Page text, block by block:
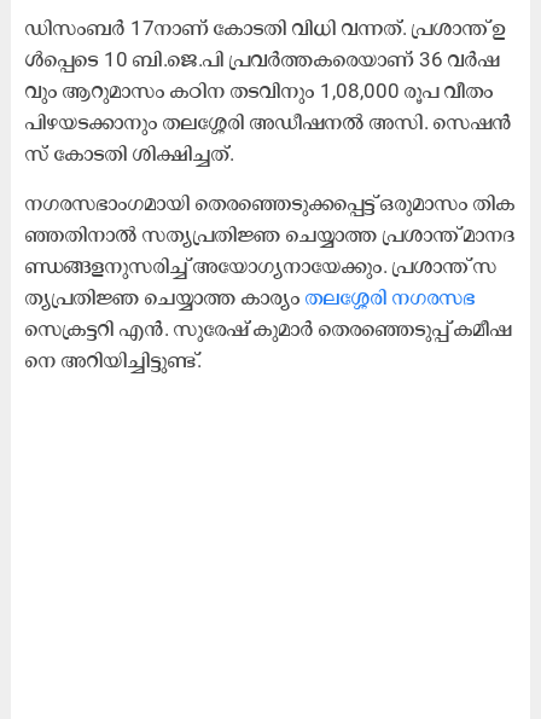
ഡി​സം​ബ​ർ 17നാ​ണ് കോ​ട​തി വി​ധി വ​ന്ന​ത്. പ്ര​ശാ​ന്ത് ഉ​
ൾ​പ്പെ​ടെ 10 ബി.​ജെ.​പി പ്ര​വ​ർ​ത്ത​ക​രെ​യാ​ണ് 36 വ​ർ​ഷ​
വും ആ​റു​മാ​സം ക​ഠി​ന ത​ട​വി​നും 1,08,000 രൂ​പ വീ​തം
പി​ഴ​യ​ട​ക്കാ​നും ത​ല​ശ്ശേ​രി അ​ഡീ​ഷ​ന​ൽ അ​സി. സെ​ഷ​ൻ​
സ് കോ​ട​തി ശി​ക്ഷി​ച്ച​ത്.
ന​ഗ​ര​സ​ഭാം​ഗ​മാ​യി തെ​ര​ഞ്ഞെ​ടു​ക്ക​പ്പെ​ട്ട് ഒ​രു​മാ​സം തി​ക​
ഞ്ഞ​തി​നാ​ൽ സ​ത്യ​പ്ര​തി​ജ്ഞ ചെ​യ്യാ​ത്ത പ്ര​ശാ​ന്ത് മാ​ന​ദ​
ണ്ഡ​ങ്ങ​ള​നു​സ​രി​ച്ച് അ​യോ​ഗ്യ​നാ​യേ​ക്കും. പ്ര​ശാ​ന്ത് സ​
ത്യ​പ്ര​തി​ജ്ഞ ചെ​യ്യാ​ത്ത കാ​ര്യം ത​ല​ശ്ശേ​രി ന​ഗ​ര​സ​ഭ
സെ​ക്ര​ട്ട​റി എ​ൻ. സു​രേ​ഷ് കു​മാ​ർ തെ​ര​ഞ്ഞെ​ടു​പ്പ് ക​മീ​ഷ​
നെ അ​റി​യി​ച്ചി​ട്ടു​ണ്ട്.